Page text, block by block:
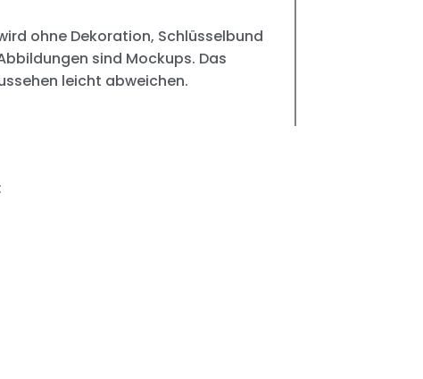
ohne Dekoration, Schlüsselbund
sind Mockups. Das
leicht abweichen.